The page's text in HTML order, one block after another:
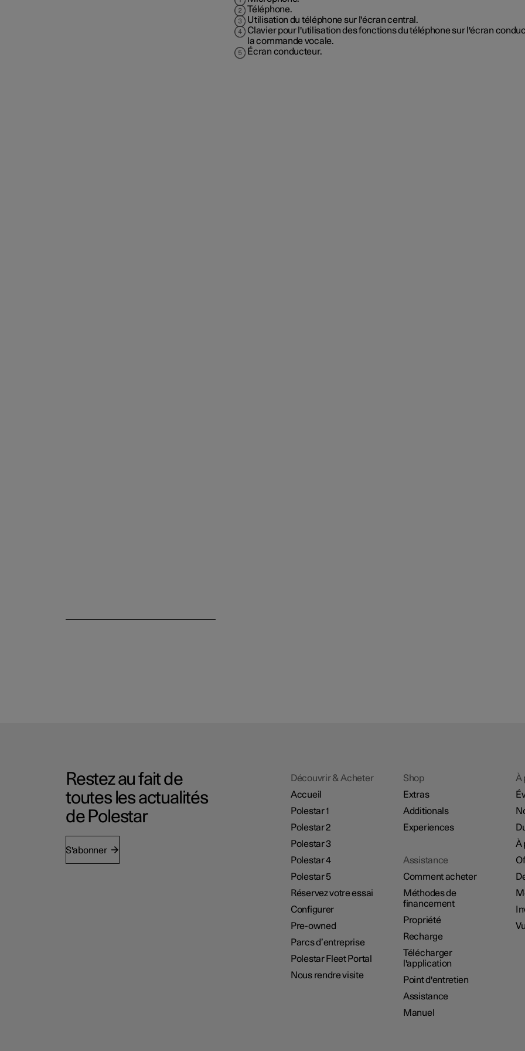
Téléphone.
Utilisation du téléphone sur l'écran central.
Clavier pour l'utilisation des fonctions du téléphone sur l'écran
la commande vocale.
Écran conducteur.
Restez au fait de
toutes les actualités
de Polestar
S'abonner
Découvrir & Acheter
Accueil
Polestar 1
Polestar 2
Polestar 3
Polestar 4
Polestar 5
Réservez votre essai
Configurer
Pre-owned
Parcs d’entreprise
Polestar Fleet Portal
Nous rendre visite
Shop
Extras
Additionals
Experiences
Assistance
Comment acheter
Méthodes de
financement
Propriété
Recharge
Télécharger
l'application
Point d'entretien
Assistance
Manuel
À
À